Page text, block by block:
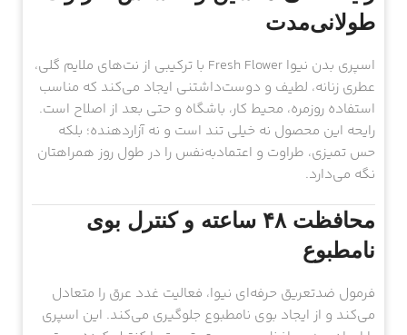
طولانی‌مدت
اسپری بدن نیوا Fresh Flower با ترکیبی از نت‌های ملایم گلی،
عطری زنانه، لطیف و دوست‌داشتنی ایجاد می‌کند که مناسب
استفاده روزمره، محیط کار، باشگاه و حتی بعد از اصلاح است.
رایحه این محصول نه خیلی تند است و نه آزاردهنده؛ بلکه
حس تمیزی، طراوت و اعتمادبه‌نفس را در طول روز همراهتان
نگه می‌دارد.
محافظت ۴۸ ساعته و کنترل بوی
نامطبوع
فرمول ضدتعریق حرفه‌ای نیوا، فعالیت غدد عرق را متعادل
می‌کند و از ایجاد بوی نامطبوع جلوگیری می‌کند. این اسپری